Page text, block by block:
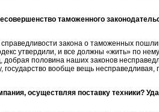
таможенного
справедливости закона о таможенных
утвердили, и все должны «жить» по
добрая половина наших законов
вообще вещь несправедливая,
осуществляя поставку техники?